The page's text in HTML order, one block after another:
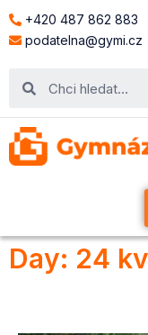
+420 487 862 883
podatelna@gymi.cz
Day: 24